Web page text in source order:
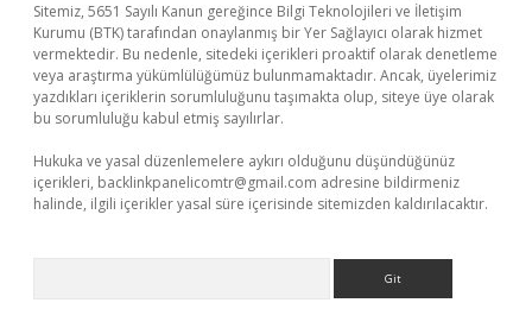
Sitemiz, 5651 Sayılı Kanun gereğince Bilgi Teknolojileri ve İletişim
Kurumu (BTK) tarafından onaylanmış bir Yer Sağlayıcı olarak hizmet
vermektedir. Bu nedenle, sitedeki içerikleri proaktif olarak denetleme
veya araştırma yükümlülüğümüz bulunmamaktadır. Ancak, üyelerimiz
yazdıkları içeriklerin sorumluluğunu taşımakta olup, siteye üye olarak
bu sorumluluğu kabul etmiş sayılırlar.
Hukuka ve yasal düzenlemelere aykırı olduğunu düşündüğünüz
içerikleri, backlinkpanelicomtr@gmail.com adresine bildirmeniz
halinde, ilgili içerikler yasal süre içerisinde sitemizden kaldırılacaktır.